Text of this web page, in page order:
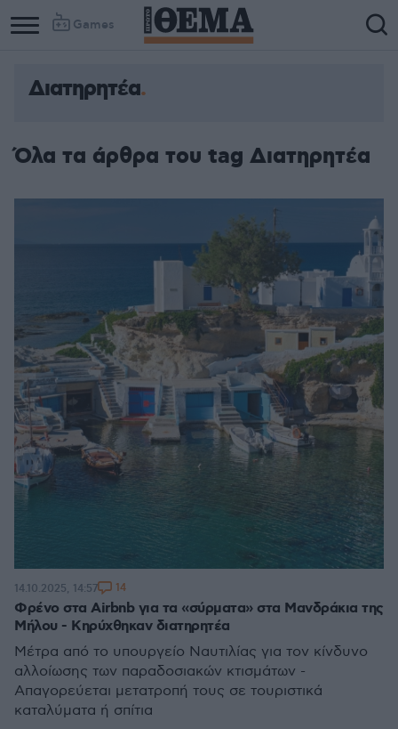
Games
Column
Column
Διατηρητέα
Όλα τα άρθρα του tag Διατηρητέα
Φρένο στα Airbnb για τα «σύρματα» στα Μανδράκια της
Μήλου - Κηρύχθηκαν διατηρητέα
Μέτρα από το υπουργείο Ναυτιλίας για τον κίνδυνο
αλλοίωσης των παραδοσιακών κτισμάτων -
Απαγορεύεται μετατροπή τους σε τουριστικά
καταλύματα ή σπίτια
14.10.2025, 14:57 14